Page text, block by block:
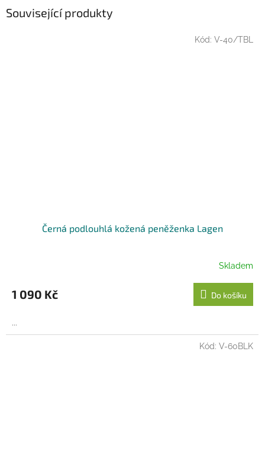
Související produkty
Černá podlouhlá kožená peněženka Lagen
Skladem
1 090 Kč Do košíku
...
Kód: V-40/TBL
Kód: V-60BLK